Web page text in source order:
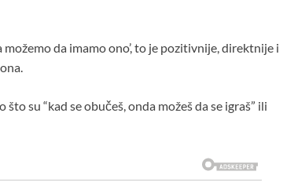
da imamo ono’, to je pozitivnije, direktnije i
su “kad se obučeš, onda možeš da se igraš” ili